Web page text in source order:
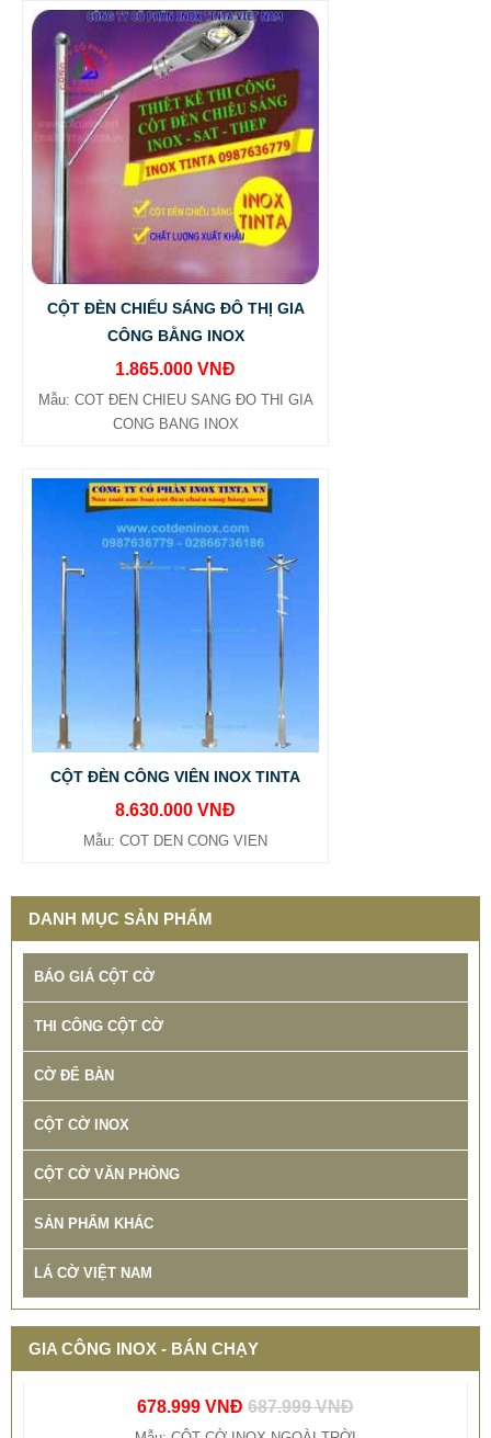
CỘT ĐÈN CHIẾU SÁNG ĐÔ THỊ GIA
CÔNG BẰNG INOX
1.865.000 VNĐ
Mẫu: COT ĐEN CHIEU SANG ĐO THI GIA
CONG BANG INOX
CỘT ĐÈN CÔNG VIÊN INOX TINTA
8.630.000 VNĐ
Mẫu: COT DEN CONG VIEN
DANH MỤC SẢN PHẨM
BÁO GIÁ CỘT CỜ
THI CÔNG CỘT CỜ
CỜ ĐỂ BÀN
CỘT CỜ INOX
CỘT CỜ VĂN PHÒNG
SẢN PHẨM KHÁC
LÁ CỜ VIỆT NAM
GIA CÔNG INOX - BÁN CHẠY
THIẾT KẾ THI CÔNG CỘT CỜ QUẢNG TRƯỜNG INOX
BẢO HÀNH 10 NĂM
678.999 VNĐ687.999 VNĐ
Mẫu: CỘT CỜ INOX NGOÀI TRỜI